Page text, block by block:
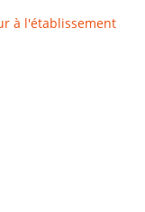
à l'établissement